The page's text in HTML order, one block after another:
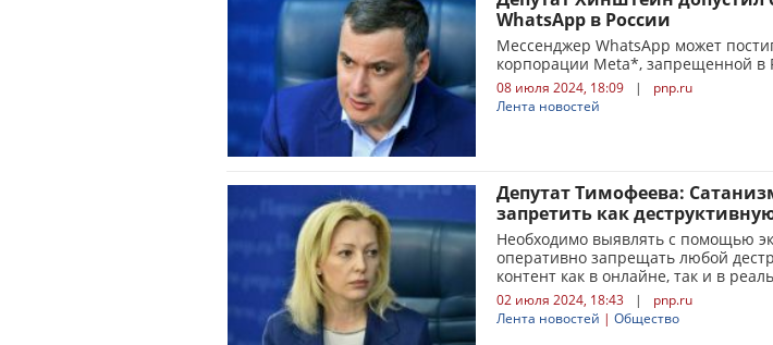
WhatsApp в России
Мессенджер WhatsApp может
корпорации Meta*, запрещенной в
08 июля 2024, 18:09 |
pnp.ru
Лента новостей
Депутат Тимофеева:
запретить как
Необходимо выявлять с помощью
оперативно запрещать любой
контент как в онлайне, так и в
02 июля 2024, 18:43 |
pnp.ru
Лента новостей | Общество